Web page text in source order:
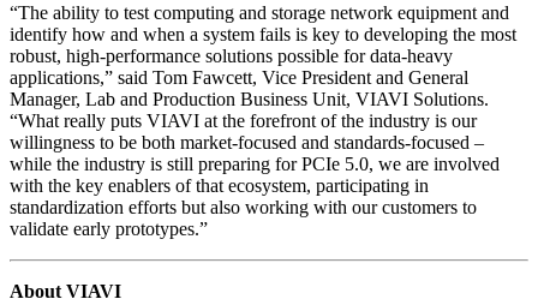
“The ability to test computing and storage network equipment and
identify how and when a system fails is key to developing the most
robust, high-performance solutions possible for data-heavy
applications,” said Tom Fawcett, Vice President and General
Manager, Lab and Production Business Unit, VIAVI Solutions.
“What really puts VIAVI at the forefront of the industry is our
willingness to be both market-focused and standards-focused –
while the industry is still preparing for PCIe 5.0, we are involved
with the key enablers of that ecosystem, participating in
standardization efforts but also working with our customers to
validate early prototypes.”
About VIAVI